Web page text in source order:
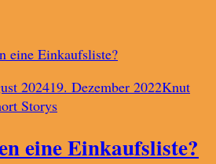
202419. Dezember 2022Knut
Storys
eine Einkaufsliste?